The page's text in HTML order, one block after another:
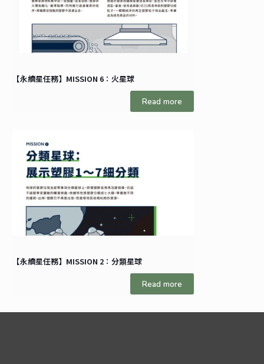
【永續星任務】MISSION 6：火星球
Read more
【永續星任務】MISSION 2：分類星球
Read more